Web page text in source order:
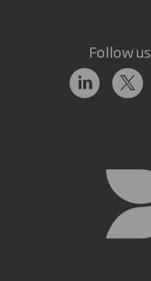
Follow us